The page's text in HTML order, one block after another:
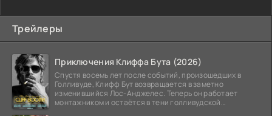
Трейлеры
Приключения Клиффа Бута (2026)
Спустя восемь лет после событий, произошедших в
Голливуде, Клифф Бут возвращается в заметно
изменившийся Лос-Анджелес. Теперь он работает
монтажником и остаётся в тени голливудской